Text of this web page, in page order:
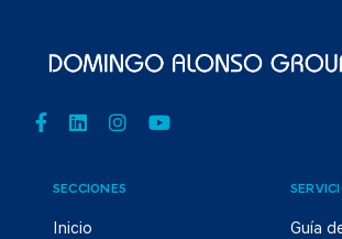
SECCIONES
Inicio Guía